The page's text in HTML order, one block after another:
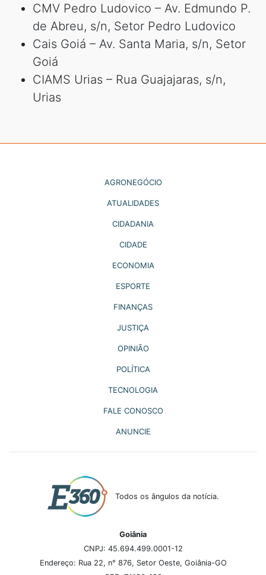
CMV Pedro Ludovico – Av. Edmundo P.
de Abreu, s/n, Setor Pedro Ludovico
Cais Goiá – Av. Santa Maria, s/n, Setor
Goiá
CIAMS Urias – Rua Guajajaras, s/n,
Urias
AGRONEGÓCIO
ATUALIDADES
CIDADANIA
CIDADE
ECONOMIA
ESPORTE
FINANÇAS
JUSTIÇA
OPINIÃO
POLÍTICA
TECNOLOGIA
FALE CONOSCO
ANUNCIE
Todos os ângulos da notícia.
Goiânia
CNPJ: 45.694.499.0001-12
Endereço: Rua 22, n° 876, Setor Oeste, Goiânia-GO